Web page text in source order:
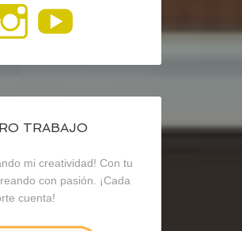
Ver
perfil
de
recursosep
en
Instagram
YouTube
TRABAJO
mi creatividad! Con tu
con pasión. ¡Cada
cuenta!